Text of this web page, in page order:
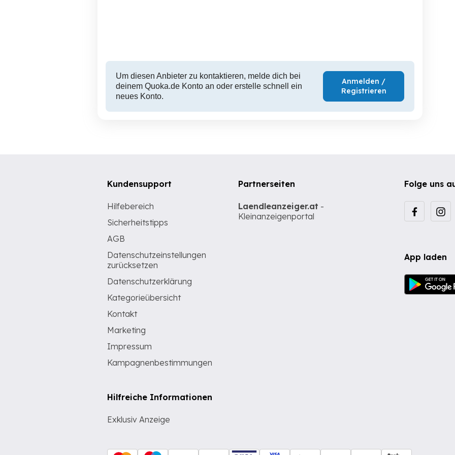
Um diesen Anbieter zu kontaktieren, melde dich bei
deinem Quoka.de Konto an oder erstelle schnell ein
neues Konto.
Anmelden /
Registrieren
Folge uns
App laden
Kundensupport
Hilfebereich
Sicherheitstipps
AGB
Datenschutzeinstellungen
zurücksetzen
Datenschutzerklärung
Kategorieübersicht
Kontakt
Marketing
Impressum
Kampagnenbestimmungen
Hilfreiche Informationen
Exklusiv Anzeige
Partnerseiten
Laendleanzeiger.at -
Kleinanzeigenportal